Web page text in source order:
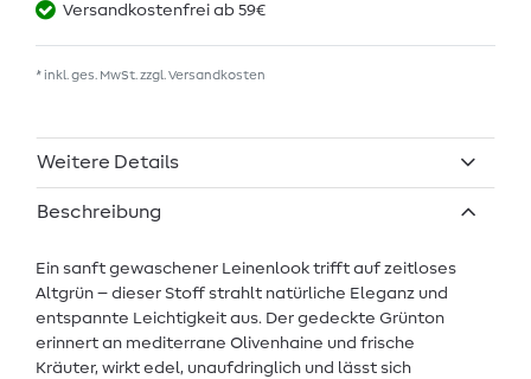
Versandkostenfrei ab 59€
* inkl. ges. MwSt. zzgl. Versandkosten
Weitere Details
Beschreibung
Ein sanft gewaschener Leinenlook trifft auf zeitloses
Altgrün – dieser Stoff strahlt natürliche Eleganz und
entspannte Leichtigkeit aus. Der gedeckte Grünton
erinnert an mediterrane Olivenhaine und frische
Kräuter, wirkt edel, unaufdringlich und lässt sich